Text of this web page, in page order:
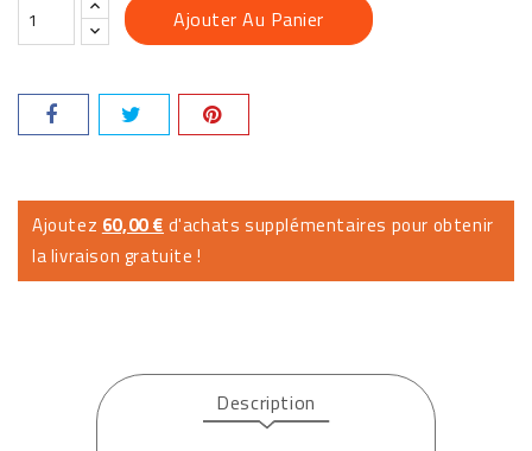
Ajouter Au Panier
Ajoutez 60,00 € d'achats supplémentaires pour obtenir
la livraison gratuite !
Description